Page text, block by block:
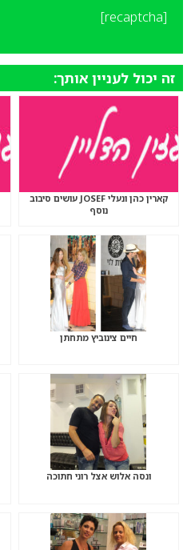
[recaptcha]
זה יכול לעניין אותך:
קארין כהן ונעלי JOSEF עושים סיבוב
נוסף
חיים צינוביץ מתחתן
ונסה אלוש אצל רוני חתוכה